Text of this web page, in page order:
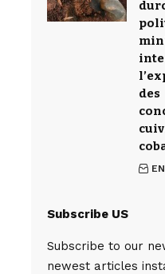
des
Subscribe US
Subscribe to our
newest articles